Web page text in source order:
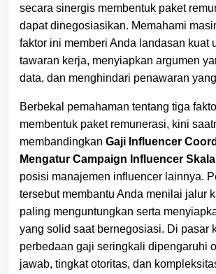
secara sinergis membentuk paket
dapat dinegosiasikan. Memahami
faktor ini memberi Anda landasan kuat
tawaran kerja, menyiapkan argumen
data, dan menghindari penawaran
Berbekal pemahaman tentang tiga
membentuk paket remunerasi, kini
membandingkan Gaji Influencer
Mengatur Campaign Influencer
posisi manajemen influencer lainnya.
tersebut membantu Anda menilai jalur
paling menguntungkan serta
yang solid saat bernegosiasi. Di pasar
perbedaan gaji seringkali dipengaruhi
jawab, tingkat otoritas, dan